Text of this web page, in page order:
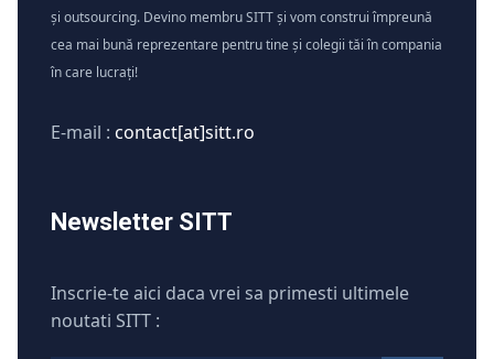
și outsourcing. Devino membru SITT și vom construi împreună
cea mai bună reprezentare pentru tine și colegii tăi în compania
în care lucrați!
E-mail : contact[at]sitt.ro
Newsletter SITT
Inscrie-te aici daca vrei sa primesti ultimele
noutati SITT :